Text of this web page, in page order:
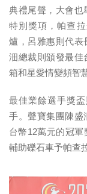
典禮尾聲，大會也
特別獎項，帕查
爐，呂雅惠則代表
沺總裁則頒發最佳
箱和星愛情變頻智
最佳業餘選手獎
手。聲寶集團陳盛
台幣12萬元的冠
輔助礫石車予帕查